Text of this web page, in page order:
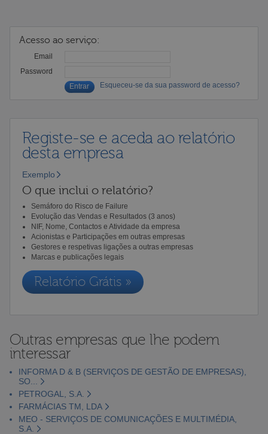
Acesso ao serviço:
Email
Password
Esqueceu-se da sua password de acesso?
Registe-se e aceda ao relatório
desta empresa
Exemplo
O que inclui o relatório?
Semáforo do Risco de Failure
Evolução das Vendas e Resultados (3 anos)
NIF, Nome, Contactos e Atividade da empresa
Acionistas e Participações em outras empresas
Gestores e respetivas ligações a outras empresas
Marcas e publicações legais
Relatório Grátis »
Outras empresas que lhe podem
interessar
INFORMA D & B (SERVIÇOS DE GESTÃO DE EMPRESAS),
SO...
PETROGAL, S.A.
FARMÁCIAS TM, LDA
MEO - SERVIÇOS DE COMUNICAÇÕES E MULTIMÉDIA,
S.A.